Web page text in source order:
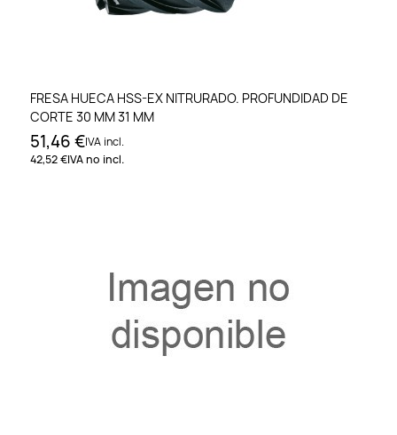
FRESA HUECA HSS-EX NITRURADO. PROFUNDIDAD DE
CORTE 30 MM 31 MM
51,46 €IVA incl.
42,52 €IVA no incl.